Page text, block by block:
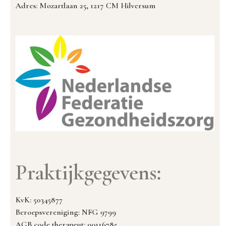
Adres: Mozartlaan 25, 1217 CM Hilversum
Praktijkgegevens:
KvK: 50345877
Beroepsvereniging: NFG 9799